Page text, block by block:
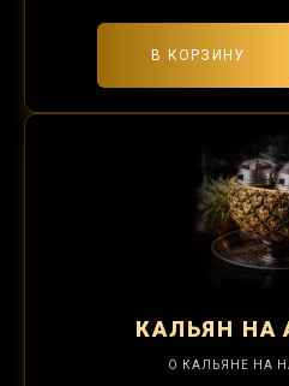
В КОРЗИНУ
КАЛЬЯН НА
О КАЛЬЯНЕ НА